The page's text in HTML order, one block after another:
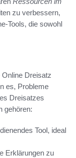
zu verbessern,
Tools, die sowohl
Dreisatz
es, Probleme
Dreisatzes
gehören:
Tool, ideal
Erklärungen zu